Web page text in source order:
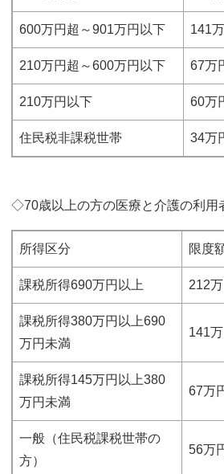
600万円超～901万円以下 141
210万円超～600万円以下 67万
210万円以下 60万
住民税非課税世帯 34万
◇70歳以上の方の医療と介護の利用
所得区分 限度
課税所得690万円以上 212万
課税所得380万円以上690
万円未満
141万
課税所得145万円以上380
万円未満
67万
一般（住民税課税世帯の
方）
56万